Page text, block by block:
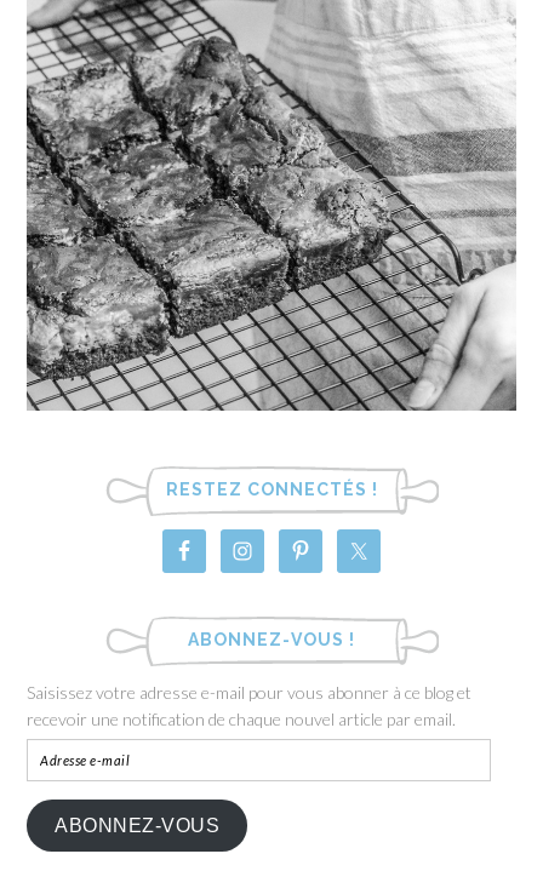
RESTEZ CONNECTÉS !
ABONNEZ-VOUS !
Saisissez votre adresse e-mail pour vous abonner à ce blog et
recevoir une notification de chaque nouvel article par email.
ABONNEZ-VOUS